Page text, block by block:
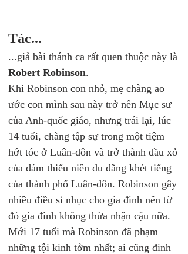
Tác...
...giả bài thánh ca rất quen thuộc này là
Robert Robinson.
Khi Robinson con nhỏ, mẹ chàng ao
ước con mình sau này trở nên Mục sư
của Anh-quốc giáo, nhưng trái lại, lúc
14 tuổi, chàng tập sự trong một tiệm
hớt tóc ở Luân-đôn và trở thành đầu xỏ
của đám thiếu niên du đãng khét tiếng
của thành phố Luân-đôn. Robinson gây
nhiều điều sỉ nhục cho gia đình nên từ
đó gia đình không thừa nhận cậu nữa.
Mới 17 tuổi mà Robinson đã phạm
những tội kinh tởm nhất; ai cũng đinh